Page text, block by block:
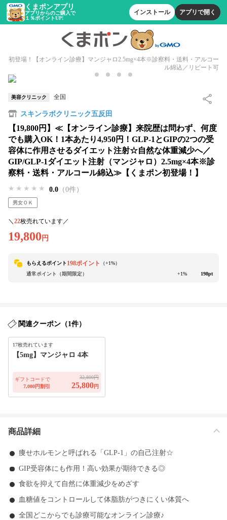
くまポンアプリ
アプリからのご購入で
１％ポイントUP!
インストール アプリで開く
初登場！【オンライン診療】マンジャロ2.5mg×4本※診察料・送料・アルコー
ル綿込／リピート可
美容クリニック 全国
スキンラボクリニック五反田
【19,800円】≪【オンライン診療】来院歴は問わず、何度
でも購入OK！1本あたり4,950円！GLP-1とGIPの2つの受
容体に作用させるダイエット注射☆自然な体重減少へ／
GIP/GLP-1ダイエット注射（マンジャロ）2.5mg×4本※診
察料・送料・アルコール綿込≫【くまポン初登場！】
★★★★★
★★★★★
★★★★★ 0.0 （0件）
男女ＯＫ
＼ 22枚売れています／
19,800 円
もらえるポイント 198ポイント （+1%）
通常ポイント（期間限定）
+1% 198pt
関連クーポン（1件）
17枚売れています
【5mg】マンジャロ 4本
ギフトコードで
7,000円割引
32,800円
25,800円
商品詳細
痩せホルモンと呼ばれる「GLP-1」の自己注射☆
GIP受容体にも作用！高い効果が期待できる◎
食欲を抑えて自然に体重減少をめざす
血糖値をコントロールして体脂肪がつきにくい体質へ
全国どこからでも診療可能なオンライン診療♪